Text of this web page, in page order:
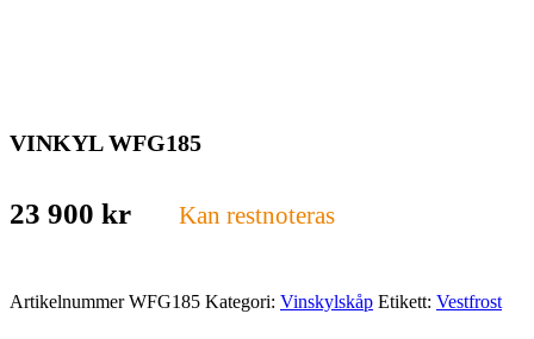
VINKYL WFG185
23 900 kr Kan restnoteras
ArtikelnummerWFG185 Kategori: Vinskylskåp Etikett: Vestfrost